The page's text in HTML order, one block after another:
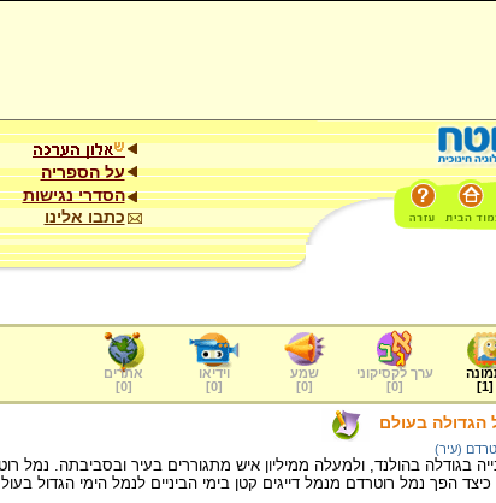
על הספריה
הסדרי נגישות
כתבו אלינו
[
1
]
ערך לקסיקוני
[
0
]
שמע
[
0
]
וידיאו
[
0
]
אתרים
[
0
]
הגדולה בעולם
(עיר)
בגודלה בהולנד, ולמעלה ממיליון איש מתגוררים בעיר ובסביבתה. נמל
הפך נמל רוטרדם מנמל דייגים קטן בימי הביניים לנמל הימי הגדול